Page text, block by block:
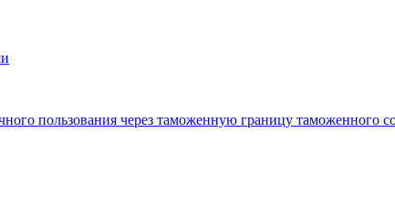
пользования через таможенную границу таможенного